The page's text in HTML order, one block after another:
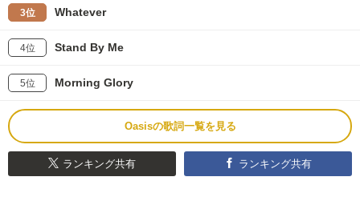
3位 Whatever
4位 Stand By Me
5位 Morning Glory
Oasisの歌詞一覧を見る
ランキング共有 ランキング共有